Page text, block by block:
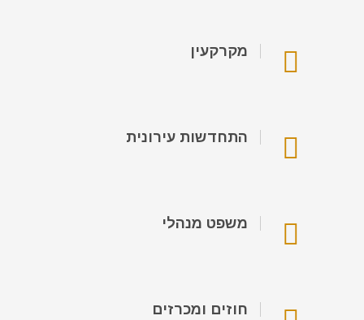
מקרקעין
התחדשות עירונית
משפט מנהלי
חוזים ומכרזים